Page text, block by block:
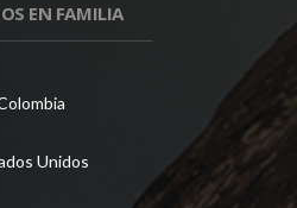
EN FAMILIA
Unidos